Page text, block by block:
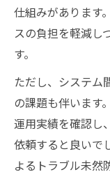
仕組みがあります
スの負担を軽減し
す。
ただし、システム
の課題も伴います
運用実績を確認し
依頼すると良いで
よるトラブル未然